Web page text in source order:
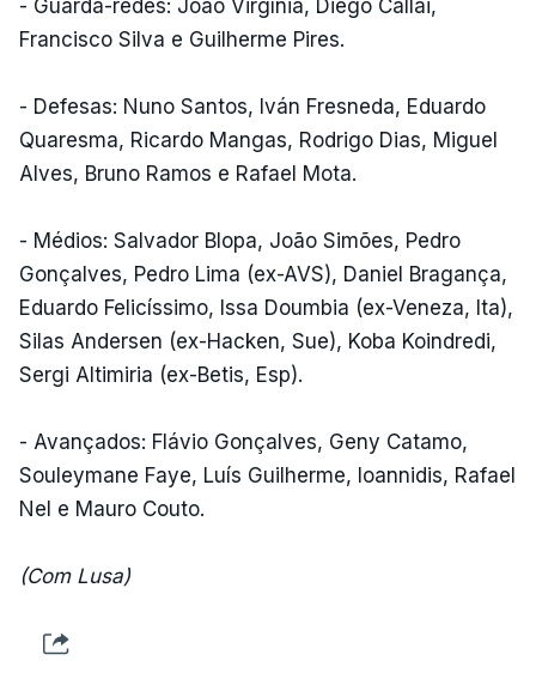
- Guarda-redes: João Virgínia, Diego Callai,
Francisco Silva e Guilherme Pires.
- Defesas: Nuno Santos, Iván Fresneda, Eduardo
Quaresma, Ricardo Mangas, Rodrigo Dias, Miguel
Alves, Bruno Ramos e Rafael Mota.
- Médios: Salvador Blopa, João Simões, Pedro
Gonçalves, Pedro Lima (ex-AVS), Daniel Bragança,
Eduardo Felicíssimo, Issa Doumbia (ex-Veneza, Ita),
Silas Andersen (ex-Hacken, Sue), Koba Koindredi,
Sergi Altimiria (ex-Betis, Esp).
- Avançados: Flávio Gonçalves, Geny Catamo,
Souleymane Faye, Luís Guilherme, Ioannidis, Rafael
Nel e Mauro Couto.
(Com Lusa)